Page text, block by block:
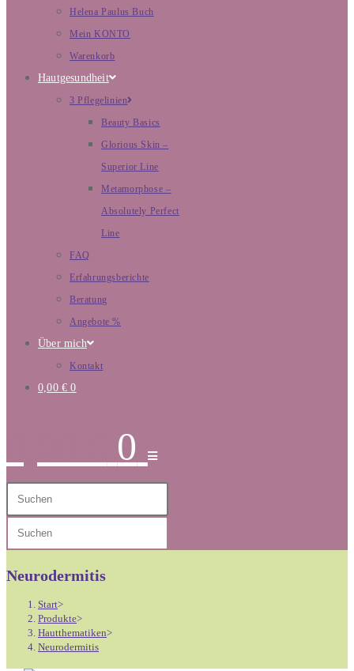
Helena Paulus Buch
Mein KONTO
Warenkorb
Hautgesundheit
3 Pflegelinien
Beauty Basics
Glorious Skin –
Superior Line
Metamorphose –
Absolutely Perfect
Line
FAQ
Erfahrungsberichte
Beratung
Angebote %
Über mich
Kontakt
0,00 € 0
0
Diese
Website
durchsuchen
Escape
Escape
Neurodermitis
Start>
Produkte>
Hautthematiken>
Neurodermitis